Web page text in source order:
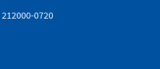
212000-0720